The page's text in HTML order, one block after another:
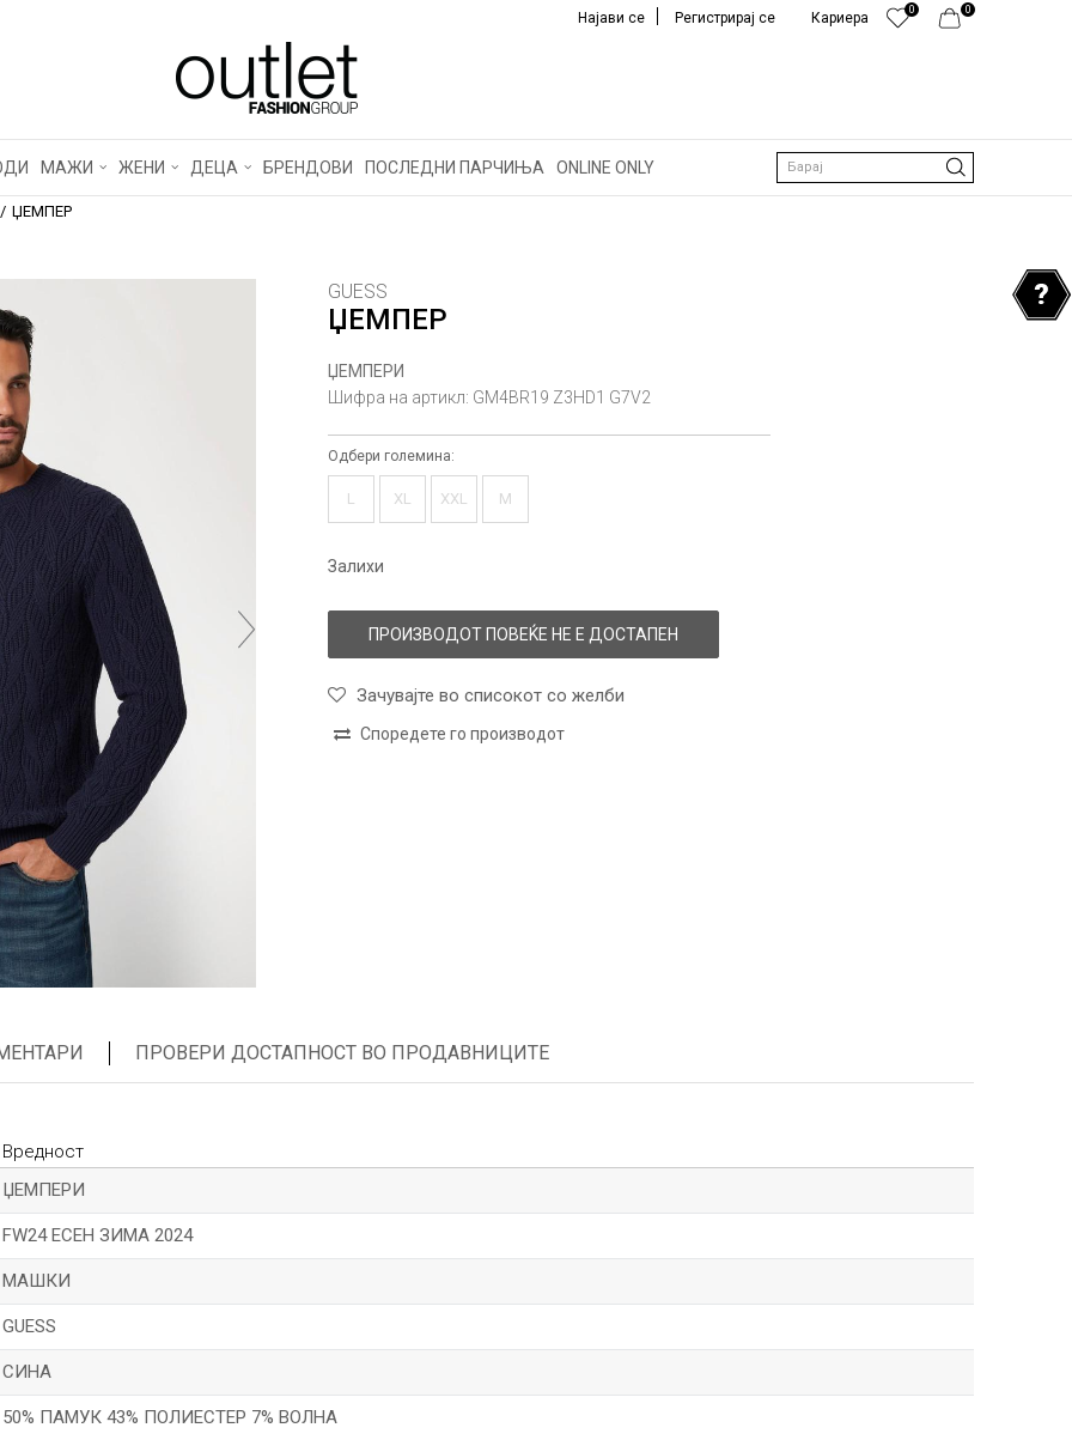
0
0
Кариера
Најави се Регистрирај се
МАЖИ ЖЕНИ ДЕЦА БРЕНДОВИ ПОСЛЕДНИ ПАРЧИЊА ONLINE ONLY Барај
ЏЕМПЕР
GUESS
ЏЕМПЕР
ЏЕМПЕРИ
Шифра на артикл: GM4BR19 Z3HD1 G7V2
Одбери големина:
L XL XXL M
Залихи
ПРОИЗВОДОТ ПОВЕЌЕ НЕ Е ДОСТАПЕН
Зачувајте во списокот со желби
Споредете го производот
ПРОВЕРИ ДОСТАПНОСТ ВО ПРОДАВНИЦИТЕ
Вредност
ЏЕМПЕРИ
FW24 ЕСЕН ЗИМА 2024
МАШКИ
GUESS
СИНА
50% ПАМУК 43% ПОЛИЕСТЕР 7% ВОЛНА